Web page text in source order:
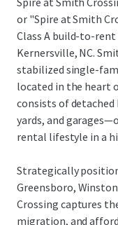
or "Spire at Smith
Class A build-to-
Kernersville, NC.
stabilized single-
located in the heart
consists of
yards, and
rental lifestyle in a
Strategically
Greensboro,
Crossing captures
migration, and